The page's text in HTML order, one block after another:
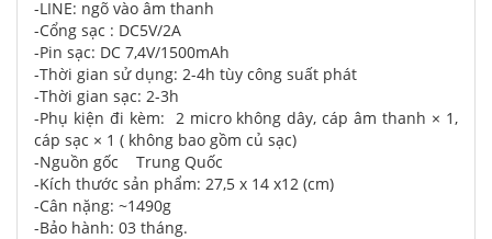
-LINE: ngõ vào âm thanh
-Cổng sạc : DC5V/2A
-Pin sạc: DC 7,4V/1500mAh
-Thời gian sử dụng: 2-4h tùy công suất phát
-Thời gian sạc: 2-3h
-Phụ kiện đi kèm: 2 micro không dây, cáp âm thanh × 1,
cáp sạc × 1 ( không bao gồm củ sạc)
-Nguồn gốc Trung Quốc
-Kích thước sản phẩm: 27,5 x 14 x12 (cm)
-Cân nặng: ~1490g
-Bảo hành: 03 tháng.